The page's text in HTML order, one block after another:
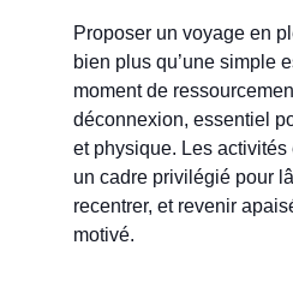
Proposer un voyage en
bien plus qu’une simple
moment de
déconnexion, essentiel
et physique. Les activités
un cadre privilégié pour
recentrer, et revenir
motivé.